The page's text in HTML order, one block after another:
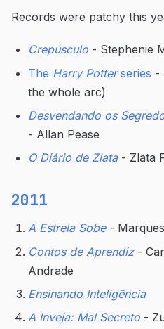
Records were patchy this
Crepúsculo - Stephenie
The Harry Potterseries -
the whole arc)
Desvendando os
- Allan Pease
O Diário de Zlata- Zlata
2011
A Estrela Sobe-
Contos de Aprendiz-
Andrade
Ensinando Inteligência
A Inveja: Mal Secreto -